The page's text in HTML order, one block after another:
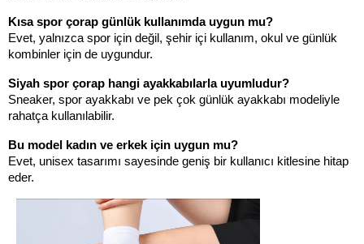
Kısa spor çorap günlük kullanımda uygun mu?
Evet, yalnızca spor için değil, şehir içi kullanım, okul ve günlük
kombinler için de uygundur.
Siyah spor çorap hangi ayakkabılarla uyumludur?
Sneaker, spor ayakkabı ve pek çok günlük ayakkabı modeliyle
rahatça kullanılabilir.
Bu model kadın ve erkek için uygun mu?
Evet, unisex tasarımı sayesinde geniş bir kullanıcı kitlesine hitap
eder.